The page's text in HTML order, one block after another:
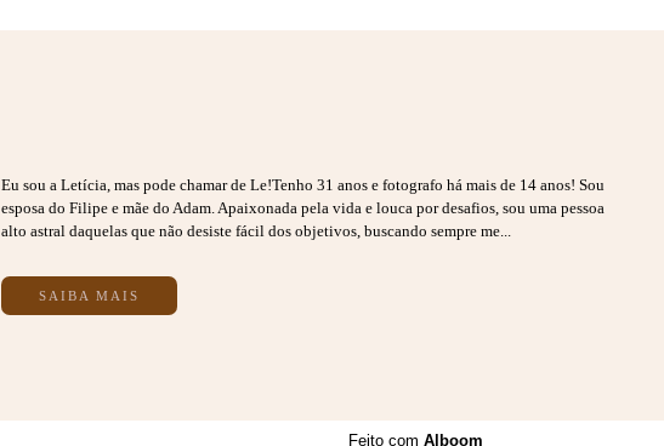
Eu sou a Letícia, mas pode chamar de Le!Tenho 31 anos e fotografo há mais de 14 anos! Sou
esposa do Filipe e mãe do Adam. Apaixonada pela vida e louca por desafios, sou uma pessoa
alto astral daquelas que não desiste fácil dos objetivos, buscando sempre me...
SAIBA MAIS
Feito com Alboom